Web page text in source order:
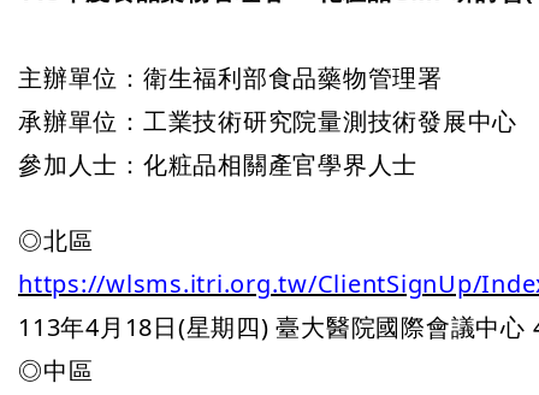
主辦單位：衛生福利部食品藥物管理署
承辦單位：工業技術研究院量測技術發展中心
◎
https://wlsms.itri.org.tw/ClientSignUp/
113年4月18日(星期四) 臺大醫院國際會議中心